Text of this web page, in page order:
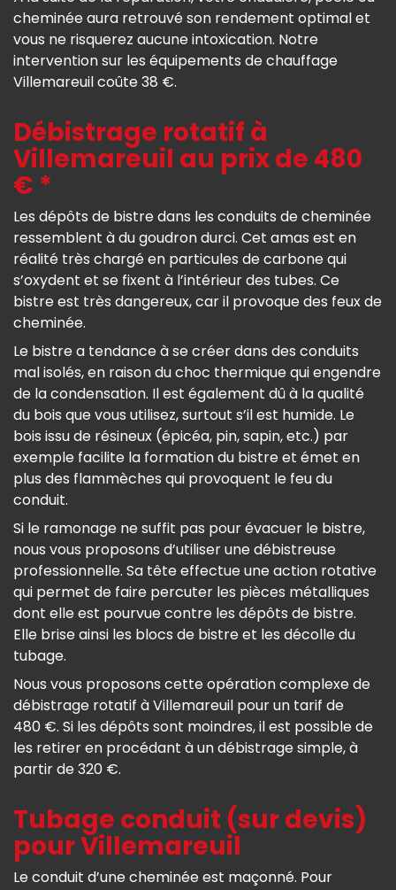
cheminée aura retrouvé son rendement optimal et
vous ne risquerez aucune intoxication. Notre
intervention sur les équipements de chauffage
Villemareuil coûte 38 €.
Débistrage rotatif à
Villemareuil au prix de 480
€ *
Les dépôts de bistre dans les conduits de cheminée
ressemblent à du goudron durci. Cet amas est en
réalité très chargé en particules de carbone qui
s’oxydent et se fixent à l’intérieur des tubes. Ce
bistre est très dangereux, car il provoque des feux de
cheminée.
Le bistre a tendance à se créer dans des conduits
mal isolés, en raison du choc thermique qui engendre
de la condensation. Il est également dû à la qualité
du bois que vous utilisez, surtout s’il est humide. Le
bois issu de résineux (épicéa, pin, sapin, etc.) par
exemple facilite la formation du bistre et émet en
plus des flammèches qui provoquent le feu du
conduit.
Si le ramonage ne suffit pas pour évacuer le bistre,
nous vous proposons d’utiliser une débistreuse
professionnelle. Sa tête effectue une action rotative
qui permet de faire percuter les pièces métalliques
dont elle est pourvue contre les dépôts de bistre.
Elle brise ainsi les blocs de bistre et les décolle du
tubage.
Nous vous proposons cette opération complexe de
débistrage rotatif à Villemareuil pour un tarif de
480 €. Si les dépôts sont moindres, il est possible de
les retirer en procédant à un débistrage simple, à
partir de 320 €.
Tubage conduit (sur devis)
pour Villemareuil
Le conduit d’une cheminée est maçonné. Pour